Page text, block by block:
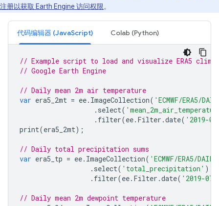
注册以获取 Earth Engine 访问权限。
代码编辑器 (JavaScript) Colab (Python)
// Example script to load and visualize ERA5
// Google Earth Engine
// Daily mean 2m air temperature
var era5_2mt = ee. ImageCollection( 'ECMWF/ERA5/
. select(
. filter(ee. Filter .date( '2019-
print(era5_2mt);
// Daily total precipitation sums
var era5_tp = ee. ImageCollection( 'ECMWF/ERA5/
. select( 'total_precipitation' )
. filter(ee. Filter .date( '2019-
// Daily mean 2m dewpoint temperature